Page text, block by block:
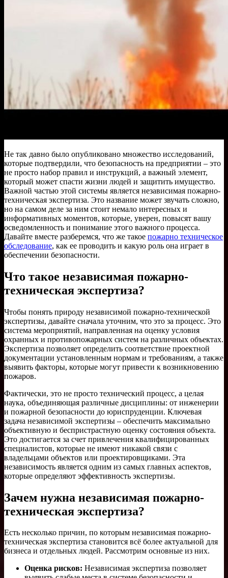
Не так давно было опубликовано множество исследований,
которые подтвердили, что безопасность на предприятии – это
не просто набор правил и инструкций, а важный элемент,
который может спасти жизни людей и защитить имущество.
Важной частью этой системы является независимая пожарно-
техническая экспертиза. Это название может звучать сложно,
но на самом деле за ним стоит немало интересных и
информативных моментов, которые, уверен, повысят вашу
осведомленность и понимание этого важного процесса.
Давайте вместе разберемся, что же такое пожарно техническое
обследование, как ее проводить и какую роль она играет в
обеспечении безопасности.
Что такое независимая пожарно-
техническая экспертиза?
Чтобы понять природу независимой пожарно-технической
экспертизы, давайте сначала уточним, что это за процесс. Это
система мероприятий, направленная на оценку условия
охранных и противопожарных систем на различных объектах.
Экспертиза позволяет определить соответствие проектной
документации установленным нормам и требованиям, а также
выявить факторы, которые могут привести к возникновению
пожаров.
Фактически, это не просто технический процесс, а целая
наука, объединяющая различные дисциплины: от инженерии
и пожарной безопасности до юриспруденции. Ключевая
задача независимой экспертизы – обеспечить максимально
объективную и беспристрастную оценку состояния объекта.
Это достигается за счет привлечения квалифицированных
специалистов, которые не имеют никакой связи с
владельцами объектов или проектировщиками. Эта
независимость является одним из самых главных аспектов,
которые определяют эффективность экспертизы.
Зачем нужна независимая пожарно-
техническая экспертиза?
Есть несколько причин, по которым независимая пожарно-
техническая экспертиза становится всё более актуальной для
бизнеса и отдельных людей. Рассмотрим основные из них.
Оценка рисков: Независимая экспертиза позволяет